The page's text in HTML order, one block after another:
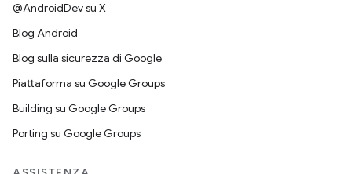
@AndroidDev su X
Blog Android
Blog sulla sicurezza di Google
Piattaforma su Google Groups
Building su Google Groups
Porting su Google Groups